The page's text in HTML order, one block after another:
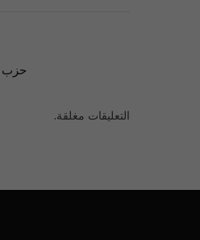
حزب
التعليقات مغلقة.